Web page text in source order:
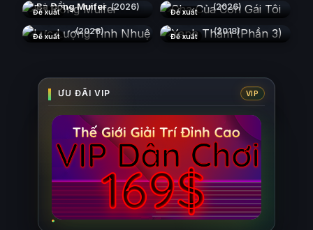
Đề xuất
Bà Đồng Muifei (2026) Đề xuất (2026)
Đề xuất
Lực Lượng Tinh Nhuệ
(2026) Đề xuất (2018)